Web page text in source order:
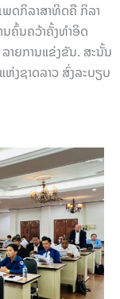
ດກິລາສາທິດຄື ກິລາ
ຄົ້ນຄວ້າຄັ້ງທຳອິດ
າຍການແຂ່ງຂັນ. ສະນັ້ນ
ງຊາດລາວ ສົ່ງລະບຽບ